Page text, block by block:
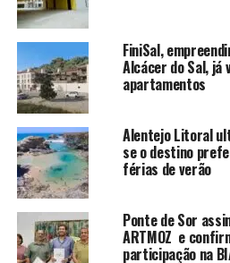
FiniSal,
Alcácer do Sal, já
apartamentos
Alentejo Litoral
se o destino
férias de verão
Ponte de Sor
ARTMOZ e
participação na